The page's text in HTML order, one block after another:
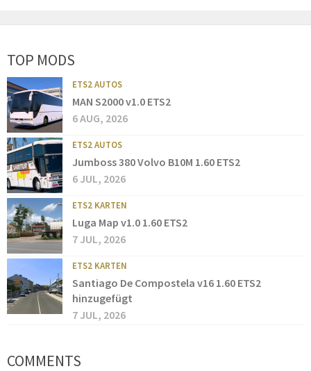
TOP MODS
ETS2 AUTOS
MAN S2000 v1.0 ETS2
6 AUG, 2026
ETS2 AUTOS
Jumboss 380 Volvo B10M 1.60 ETS2
6 JUL, 2026
ETS2 KARTEN
Luga Map v1.0 1.60 ETS2
7 JUL, 2026
ETS2 KARTEN
Santiago De Compostela v16 1.60 ETS2
hinzugefügt
7 JUL, 2026
COMMENTS